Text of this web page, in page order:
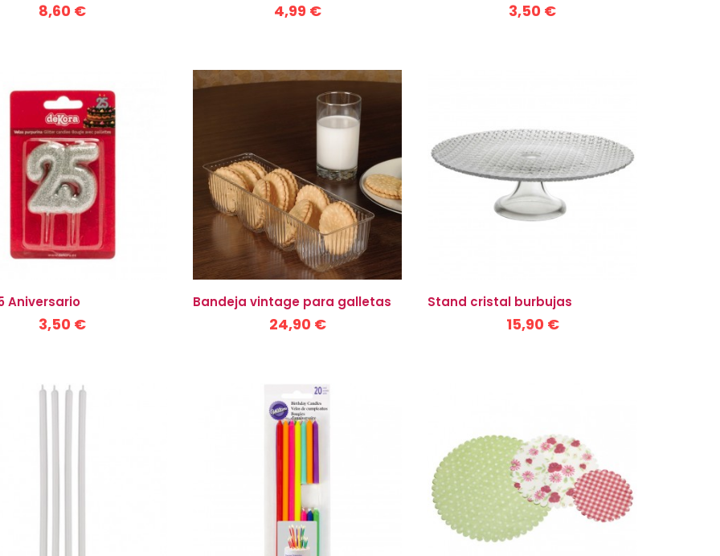
8,60 € 4,99 € 3,50 €
Aniversario
3,50 €
Bandeja vintage para galletas
24,90 €
Stand cristal burbujas
15,90 €